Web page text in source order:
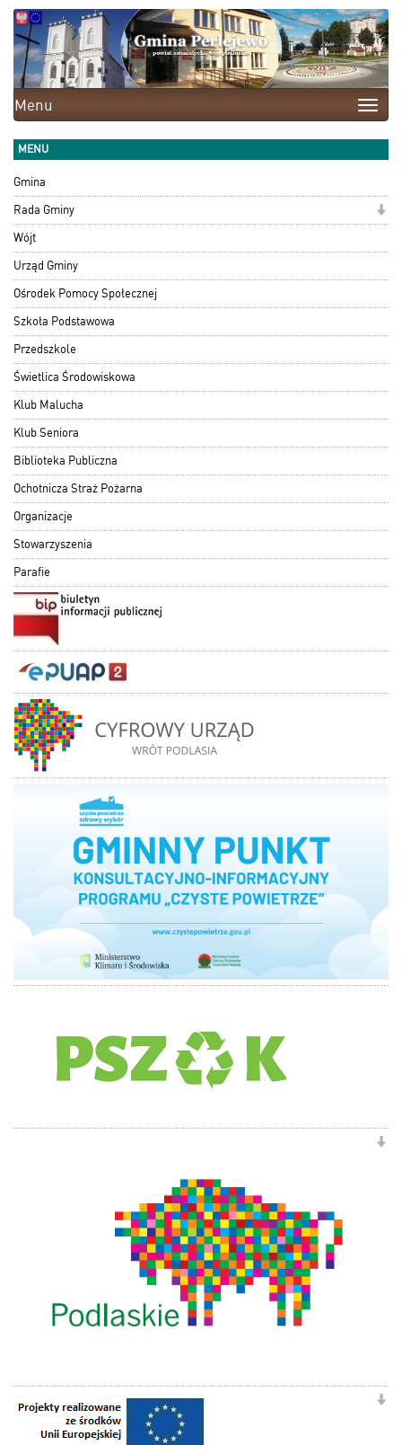
Toggle
Menu
MENU
Gmina
Rada Gminy
Wójt
Urząd Gminy
Ośrodek Pomocy Społecznej
Szkoła Podstawowa
Przedszkole
Świetlica Środowiskowa
Klub Malucha
Klub Seniora
Biblioteka Publiczna
Ochotnicza Straż Pożarna
Organizacje
Stowarzyszenia
Parafie